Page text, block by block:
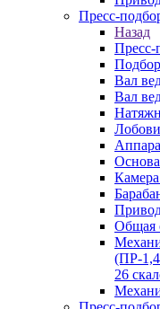
Пресс-
Назад
Вал
Вал
Камера
Общая
(ПР-
26